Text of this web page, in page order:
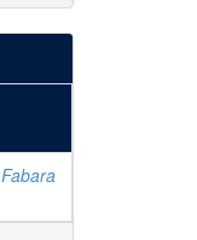
Fabara